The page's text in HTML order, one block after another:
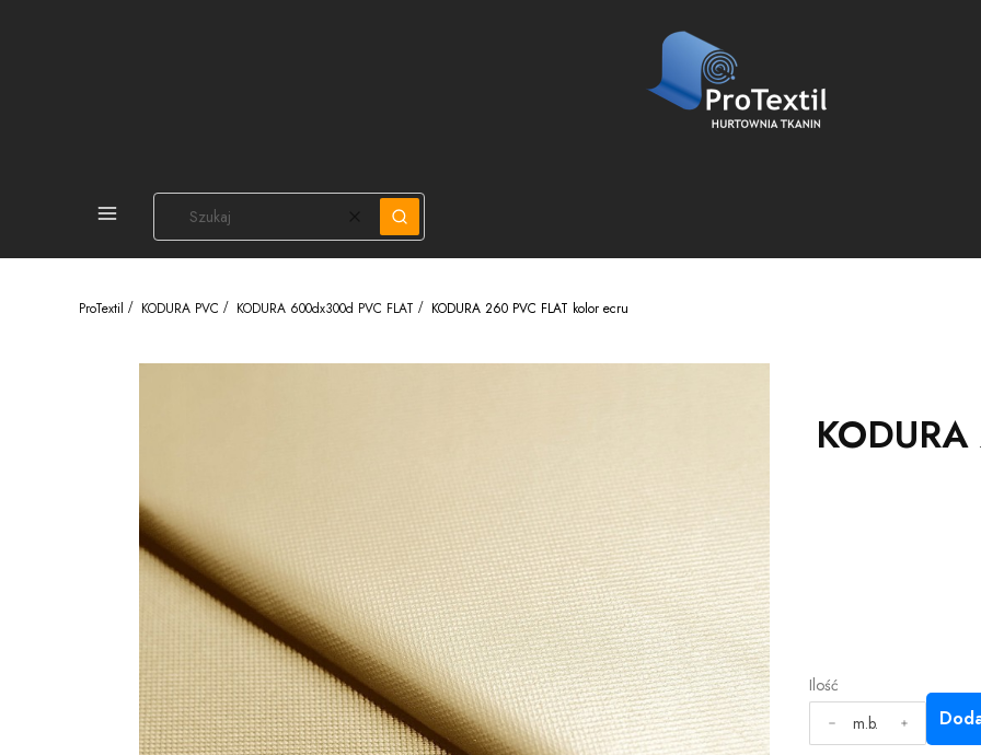
PEŁNA OFERTA
WyczyśćSzukaj
ProTextil KODURA PVC KODURA 600dx300d PVC FLAT KODURA 260 PVC FLAT kolor ecru
Ilość
m.b.